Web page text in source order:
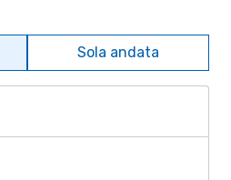
Sola andata